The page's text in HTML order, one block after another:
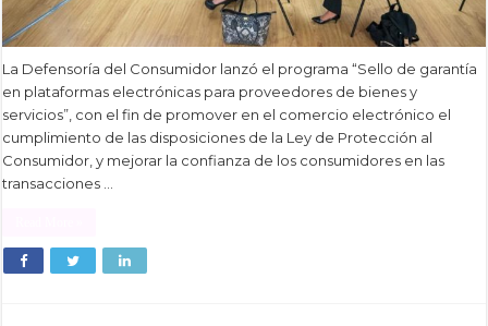
La Defensoría del Consumidor lanzó el programa “Sello de garantía
en plataformas electrónicas para proveedores de bienes y
servicios”, con el fin de promover en el comercio electrónico el
cumplimiento de las disposiciones de la Ley de Protección al
Consumidor, y mejorar la confianza de los consumidores en las
transacciones …